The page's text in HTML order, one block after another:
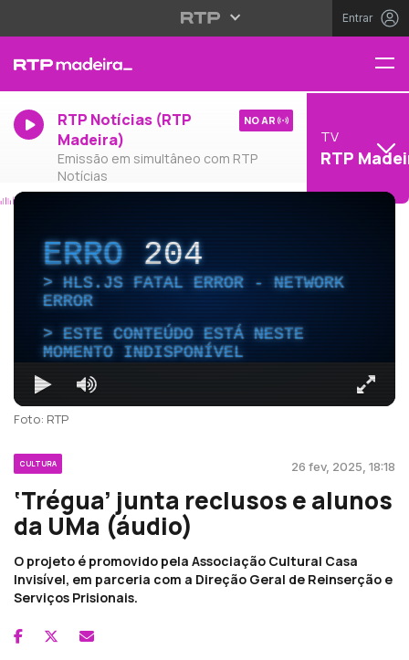
Entrar
RTP Notícias (RTP
Madeira)
Emissão em simultâneo com RTP
Notícias
NO AR
TV
RTP
ERRO204
HLS.JS FATAL ERROR - NETWORK
ERROR
ESTE CONTEÚDO ESTÁ NESTE
MOMENTO INDISPONÍVEL
Foto: RTP
CULTURA 26 fev, 2025, 18:18
‘Trégua’ junta reclusos e alunos
da UMa (áudio)
O projeto é promovido pela Associação Cultural Casa
Invisível, em parceria com a Direção Geral de Reinserção e
Serviços Prisionais.